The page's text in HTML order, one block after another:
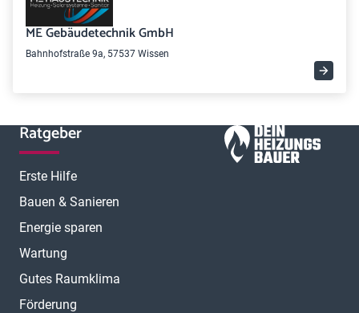
ME Gebäudetechnik GmbH
Bahnhofstraße 9a, 57537 Wissen
Ratgeber
Erste Hilfe
Bauen & Sanieren
Energie sparen
Wartung
Gutes Raumklima
Förderung